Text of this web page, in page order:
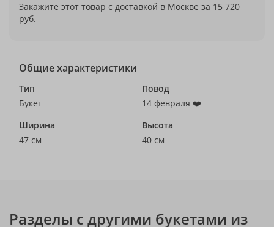
Закажите этот товар с доставкой в Москве за 15 720
руб.
Общие характеристики
Тип
Букет
Повод
14 февраля ❤️
Ширина
47 см
Высота
40 см
Разделы с другими букетами из